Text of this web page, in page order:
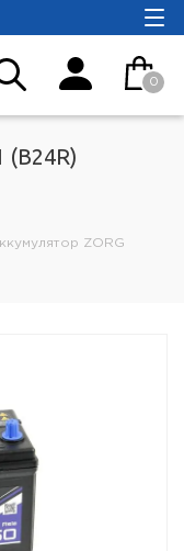
0
(B24R)
ZORG